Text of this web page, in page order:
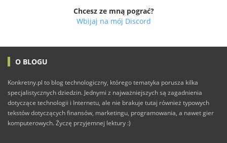
Chcesz ze mną pograć?
Wbijaj na mój Discord
O BLOGU
Konkretny.pl to blog technologiczny, którego tematyka porusza kilka
specjalistycznych dziedzin. Jednymi z najważniejszych są zagadnienia
dotyczące technologii i Internetu, ale nie brakuje tutaj również typowych
tekstów dotyczących finansów, marketingu, programowania, a nawet gier
komputerowych. Życzę przyjemnej lektury :)